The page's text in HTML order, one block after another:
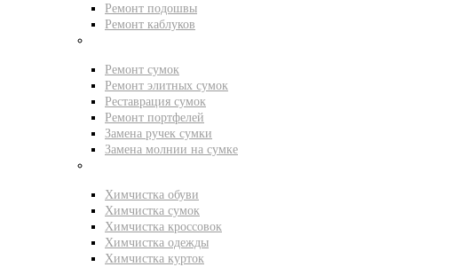
Ремонт подошвы
Ремонт каблуков
Ремонт сумок
Ремонт элитных сумок
Реставрация сумок
Ремонт портфелей
Замена ручек сумки
Замена молнии на сумке
Химчистка обуви
Химчистка сумок
Химчистка кроссовок
Химчистка одежды
Химчистка курток